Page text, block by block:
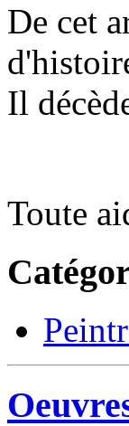
De cet
Il
Toute